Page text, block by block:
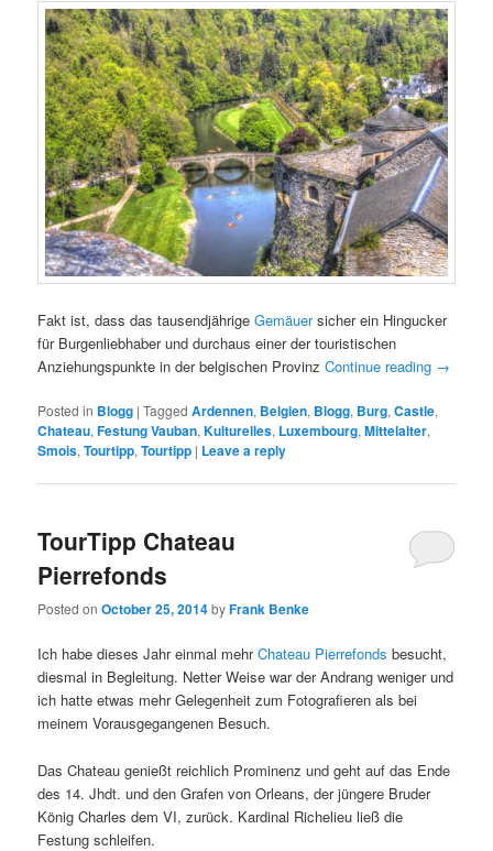
Fakt ist, dass das tausendjährigeGemäuersicher ein Hingucker
für Burgenliebhaber und durchaus einer der touristischen
Anziehungspunkte in der belgischen ProvinzContinue reading →
Posted in Blogg |Tagged Ardennen, Belgien, Blogg, Burg,Castle,
Chateau,Festung Vauban,Kulturelles, Luxembourg,Mittelalter,
Smois,Tourtipp,Tourtipp | Leave a reply
TourTipp Chateau
Pierrefonds
Posted onOctober 25, 2014byFrank Benke
Ich habe dieses Jahr einmal mehrChateau Pierrefonds besucht,
diesmal in Begleitung. Netter Weise war der Andrang weniger und
ich hatte etwas mehr Gelegenheit zum Fotografieren als bei
meinem Vorausgegangenen Besuch.
Das Chateau genießt reichlich Prominenz und geht auf das Ende
des 14. Jhdt. und den Grafen von Orleans, der jüngere Bruder
König Charles dem VI, zurück. Kardinal Richelieu ließ die
Festung schleifen.